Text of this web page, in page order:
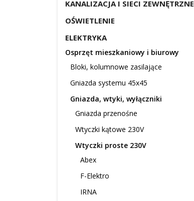
KANALIZACJA I SIECI ZEWNĘTRZNE
OŚWIETLENIE
ELEKTRYKA
Osprzęt mieszkaniowy i biurowy
Bloki, kolumnowe zasilające
Gniazda systemu 45x45
Gniazda, wtyki, wyłączniki
Gniazda przenośne
Wtyczki kątowe 230V
Wtyczki proste 230V
Abex
F-Elektro
IRNA